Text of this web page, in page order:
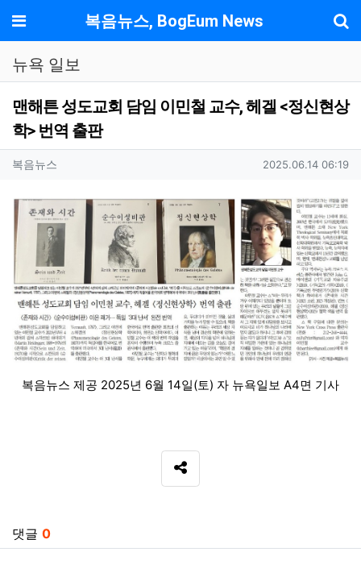
메뉴 복음뉴스, BogEum News
뉴욕 일보
맨해튼 성도교회 담임 이민철 교수, 헤겔 <정신현상
학> 번역 출판
작성자 정보
복음뉴스 작성일
2025.06.14 06:19
컨텐츠 정보
본문
복음뉴스 제공 2025년 6월 14일(토) 자 뉴욕일보 A4면 기사
SNS 공유
댓글 0